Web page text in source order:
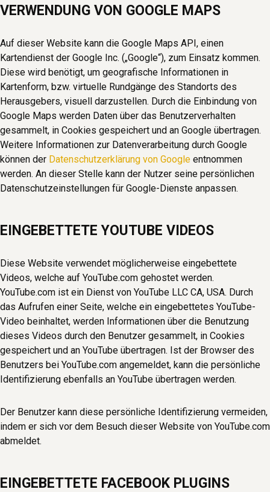
VERWENDUNG VON GOOGLE MAPS
Auf dieser Website kann die Google Maps API, einen
Kartendienst der Google Inc. („Google“), zum Einsatz kommen.
Diese wird benötigt, um geografische Informationen in
Kartenform, bzw. virtuelle Rundgänge des Standorts des
Herausgebers, visuell darzustellen. Durch die Einbindung von
Google Maps werden Daten über das Benutzerverhalten
gesammelt, in Cookies gespeichert und an Google übertragen.
Weitere Informationen zur Datenverarbeitung durch Google
können der Datenschutzerklärung von Google entnommen
werden. An dieser Stelle kann der Nutzer seine persönlichen
Datenschutzeinstellungen für Google-Dienste anpassen.
EINGEBETTETE YOUTUBE VIDEOS
Diese Website verwendet möglicherweise eingebettete
Videos, welche auf YouTube.com gehostet werden.
YouTube.com ist ein Dienst von YouTube LLC CA, USA. Durch
das Aufrufen einer Seite, welche ein eingebettetes YouTube-
Video beinhaltet, werden Informationen über die Benutzung
dieses Videos durch den Benutzer gesammelt, in Cookies
gespeichert und an YouTube übertragen. Ist der Browser des
Benutzers bei YouTube.com angemeldet, kann die persönliche
Identifizierung ebenfalls an YouTube übertragen werden.
Der Benutzer kann diese persönliche Identifizierung vermeiden,
indem er sich vor dem Besuch dieser Website von YouTube.com
abmeldet.
EINGEBETTETE FACEBOOK PLUGINS